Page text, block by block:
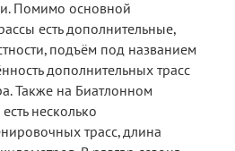
Помимо основной
есть дополнительные,
подъём под названием
дополнительных трасс
Также на Биатлонном
несколько
трасс, длина